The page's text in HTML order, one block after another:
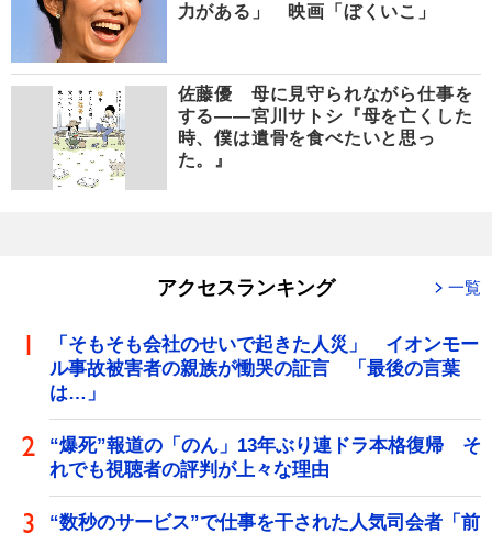
力がある」 映画「ぼくいこ」
佐藤優 母に見守られながら仕事を
する――宮川サトシ『母を亡くした
時、僕は遺骨を食べたいと思っ
た。』
アクセスランキング 一覧
「そもそも会社のせいで起きた人災」 イオンモー
ル事故被害者の親族が慟哭の証言 「最後の言葉
は…」
“爆死”報道の「のん」13年ぶり連ドラ本格復帰 そ
れでも視聴者の評判が上々な理由
“数秒のサービス”で仕事を干された人気司会者「前